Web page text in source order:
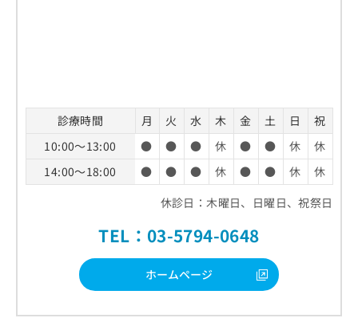
診療時間 月 火 水 木 金 土 日
祝
10:00～13:00
● ● ● 休 ● ● 休
休
14:00～18:00
● ● ● 休 ● ● 休
休
休診日：木曜日、日曜日、祝祭日
TEL：03-5794-0648
ホームページ